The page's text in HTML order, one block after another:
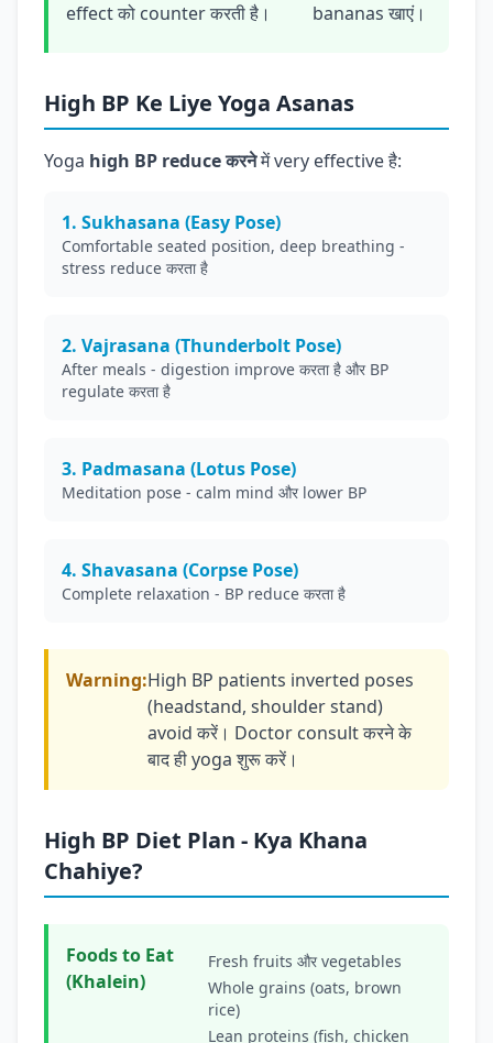
effect को counter करती है।
bananas खाएं।
High BP Ke Liye Yoga Asanas
Yoga high BP reduce करनेमें very effective है:
1. Sukhasana (Easy Pose)
Comfortable seated position, deep breathing -
stress reduce करता है
2. Vajrasana (Thunderbolt Pose)
After meals - digestion improve करता है और BP
regulate करता है
3. Padmasana (Lotus Pose)
Meditation pose - calm mind और lower BP
4. Shavasana (Corpse Pose)
Complete relaxation - BP reduce करता है
Warning:High BP patients inverted poses
(headstand, shoulder stand)
avoid करें। Doctor consult करने के
बाद ही yoga शुरू करें।
High BP Diet Plan - Kya Khana
Chahiye?
Foods to Eat
(Khalein)
Fresh fruits और vegetables
Whole grains (oats, brown
rice)
Lean proteins (fish, chicken